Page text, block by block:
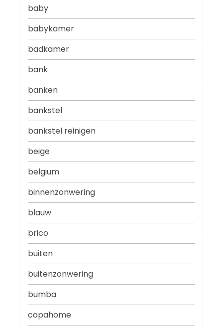
baby
babykamer
badkamer
bank
banken
bankstel
bankstel reinigen
beige
belgium
binnenzonwering
blauw
brico
buiten
buitenzonwering
bumba
copahome